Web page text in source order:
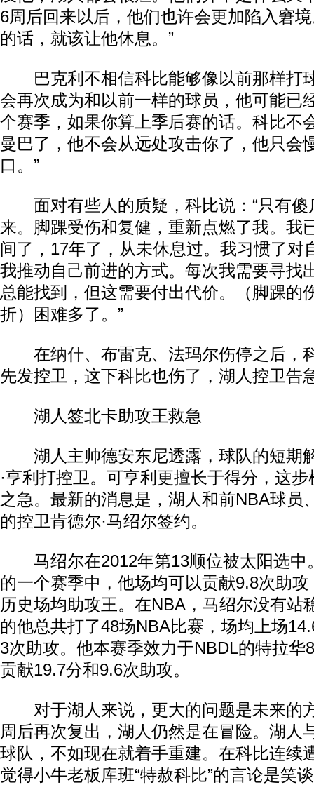
6周后回来以后，他们也许会更加陷入窘
的话，就该让他休息。”
巴克利不相信科比能够像以前那样打
会再次成为和以前一样的球员，他可能已
个赛季，如果你算上季后赛的话。科比不
曼巴了，他不会从远处攻击你了，他只会
口。”
面对有些人的质疑，科比说：“只有傻
来。脚踝受伤和复健，重新点燃了我。我
间了，17年了，从未休息过。我习惯了对
我推动自己前进的方式。每次我需要寻找
总能找到，但这需要付出代价。（脚踝的
折）困难多了。”
在纳什、布雷克、法玛尔伤停之后，
先发控卫，这下科比也伤了，湖人控卫告
湖人签北卡助攻王救急
湖人主帅德安东尼透露，球队的短期
·亨利打控卫。可亨利更擅长于得分，这
之急。最新的消息是，湖人和前NBA球员
的控卫肯德尔·马绍尔签约。
马绍尔在2012年第13顺位被太阳选中
的一个赛季中，他场均可以贡献9.8次助
历史场均助攻王。在NBA，马绍尔没有站
的他总共打了48场NBA比赛，场均上场
3次助攻。他本赛季效力于NBDL的特拉华
贡献19.7分和9.6次助攻。
对于湖人来说，更大的问题是未来的
周后再次复出，湖人仍然是在冒险。湖人
球队，不如现在就着手重建。在科比连续
觉得小牛老板库班“特赦科比”的言论是笑